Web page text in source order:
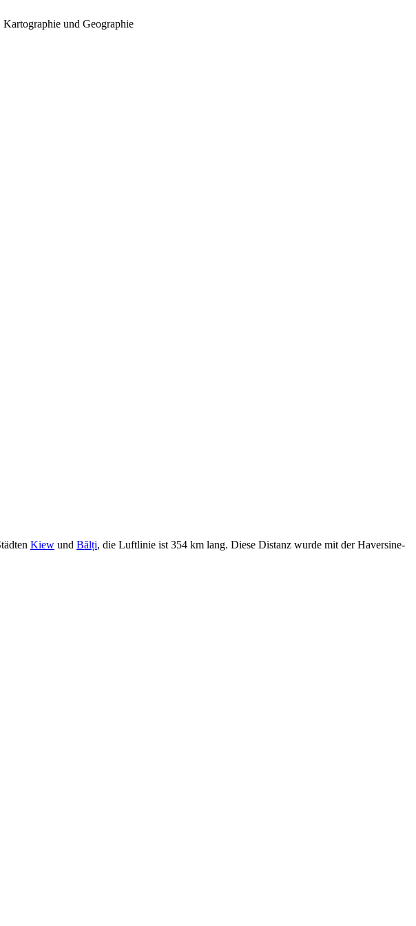
und Geographie
Kiew und Bălți, die Luftlinie ist 354 km lang. Diese Distanz wurde mit der Haversine-